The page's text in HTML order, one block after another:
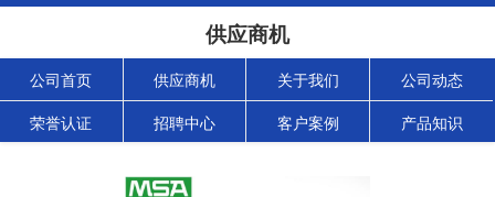
供应商机
公司首页 供应商机 关于我们 公司动态
荣誉认证 招聘中心 客户案例 产品知识